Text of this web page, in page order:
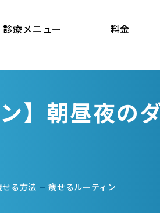
診療メニュー 料金
ン】朝昼夜の
る方法 痩せるルーティン